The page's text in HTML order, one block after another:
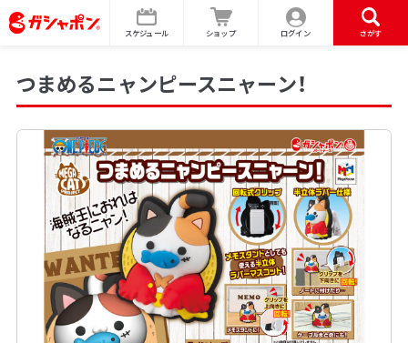
スケジュール ショップ ログイン さがす
つまめるニャンピースニャーン！